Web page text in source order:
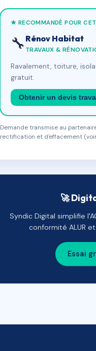
★ RECOMMANDÉ POUR
🔧 Rénov Habitat
TRAVAUX &
Ravalement, toiture,
gratuit.
Obtenir un devis
Demande transmise au
rectification et d'effacement
🚀
Syndic Digital simplifie
conformité ALUR
Essai